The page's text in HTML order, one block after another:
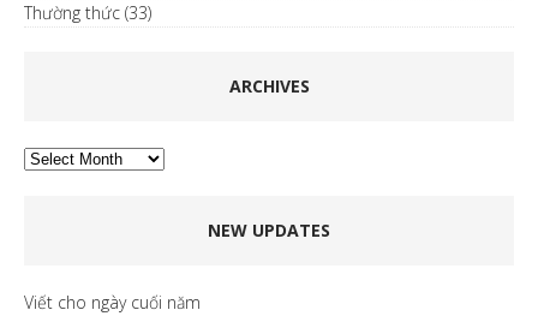
Thường thức (33)
ARCHIVES
Archives
NEW UPDATES
Viết cho ngày cuối năm